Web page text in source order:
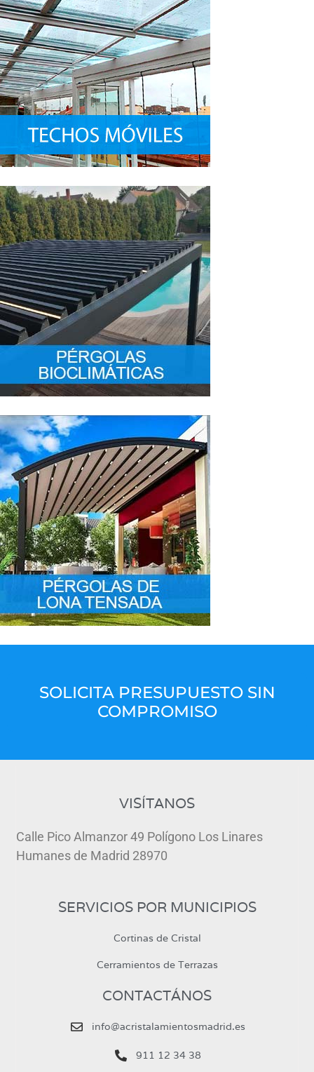
SOLICITA PRESUPUESTO SIN
COMPROMISO
VISÍTANOS
Calle Pico Almanzor 49 Polígono Los Linares
Humanes de Madrid 28970
SERVICIOS POR MUNICIPIOS
Cortinas de Cristal
Cerramientos de Terrazas
CONTACTÁNOS
info@acristalamientosmadrid.es
911 12 34 38